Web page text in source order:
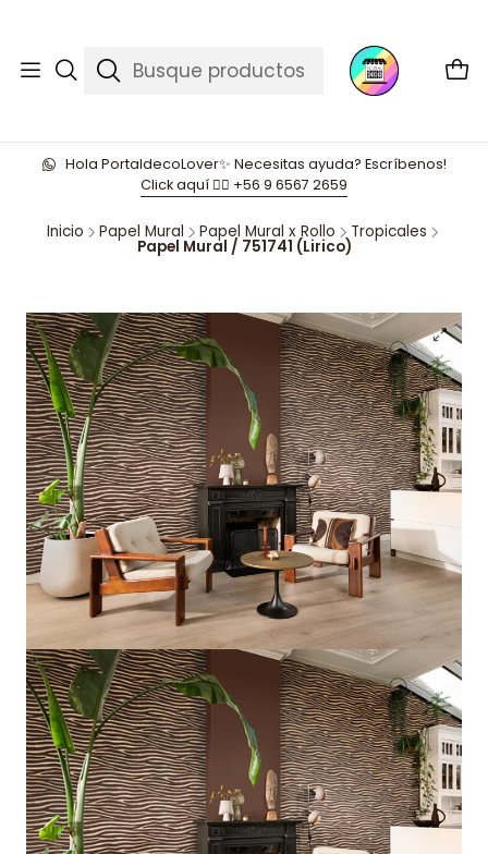
Hola PortaldecoLover✨ Necesitas ayuda? Escríbenos!
Click aquí 👉🏼 +56 9 6567 2659
Inicio Papel Mural Papel Mural x Rollo Tropicales
Papel Mural / 751741 (Lirico)